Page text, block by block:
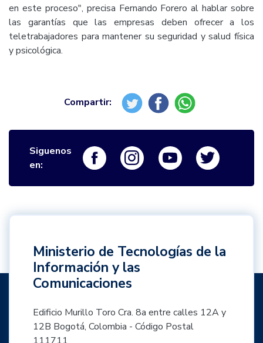
en este proceso", precisa Fernando Forero al hablar sobre
las garantías que las empresas deben ofrecer a los
teletrabajadores para mantener su seguridad y salud física
y psicológica.
Siguenos
en:
Logo FacebookLogo InstagramLogo Youtube
Ministerio de Tecnologías de la
Información y las
Comunicaciones
Edificio Murillo Toro Cra. 8a entre calles 12A y
12B Bogotá, Colombia - Código Postal